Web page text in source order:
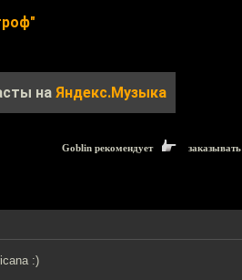
на Яндекс.Музыка
Goblin рекомендует заказывать
:)